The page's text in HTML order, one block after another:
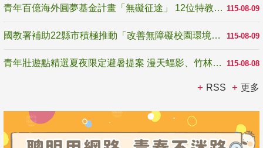
115-08-09
青年百億海外圓夢基金計畫「無礙征途」 12位特教與弱勢青年勇闖西班牙 跨越感官限制見證生命蛻變
115-08-09
國教署補助22縣市積極推動「改善無障礙校園環境計畫」 打造友善、安全、無礙學習空間
115-08-08
青年壯遊點精選夏夜限定避暑提案 漫天蝠影、竹林尋蛙、茶香夜觀 邀青年暮色出發
RSS 更多